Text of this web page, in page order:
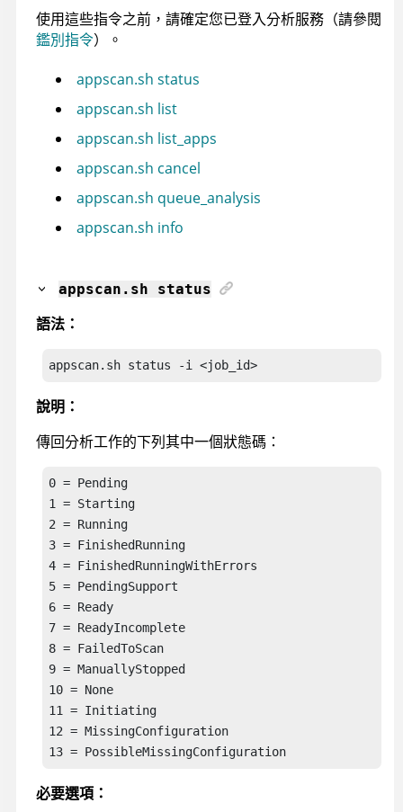
使用這些指令之前，請確定您已登入分析服務（請參閱
鑑別指令）。
appscan.sh status
appscan.sh list
appscan.sh list_apps
appscan.sh cancel
appscan.sh queue_analysis
appscan.sh info
appscan .sh status
語法：
appscan.sh status -i <job_id>
說明：
傳回分析工作的下列其中一個狀態碼：
0 = Pending
1 = Starting
2 = Running
3 = FinishedRunning
4 = FinishedRunningWithErrors
5 = PendingSupport
6 = Ready
7 = ReadyIncomplete
8 = FailedToScan
9 = ManuallyStopped
10 = None
11 = Initiating
12 = MissingConfiguration
13 = PossibleMissingConfiguration
必要選項：